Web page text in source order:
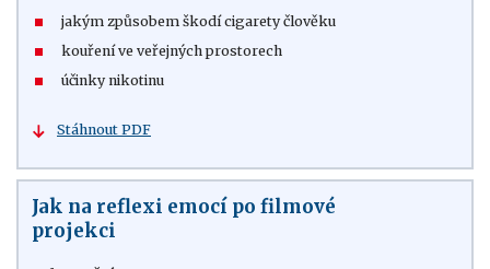
jakým způsobem škodí cigarety člověku
kouření ve veřejných prostorech
účinky nikotinu
Stáhnout PDF
Jak na reflexi emocí po filmové
projekci